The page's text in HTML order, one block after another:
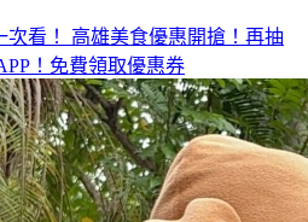
看！ 高雄美食優惠開搶！再抽
！免費領取優惠券